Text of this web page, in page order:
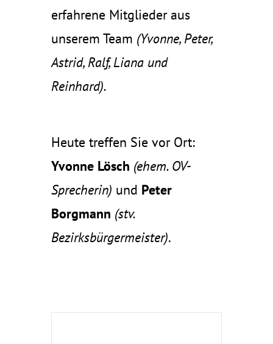
erfahrene Mitglieder aus
unserem Team (Yvonne, Peter,
Astrid, Ralf, Liana und
Reinhard).
Heute treffen Sie vor Ort:
Yvonne Lösch (ehem. OV-
Sprecherin) und Peter
Borgmann (stv.
Bezirksbürgermeister).